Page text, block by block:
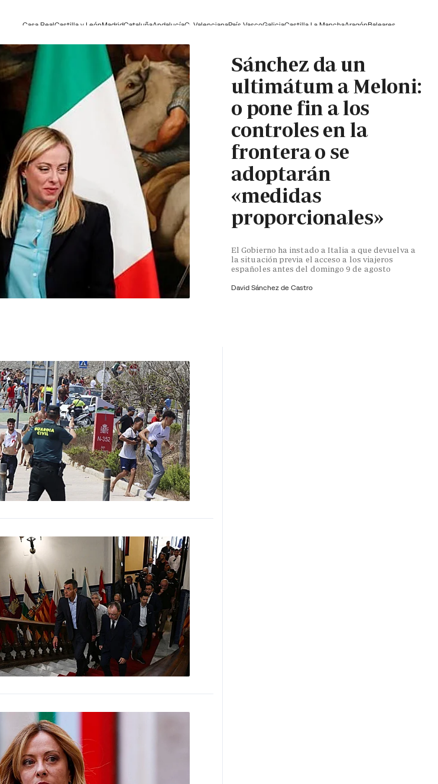
Casa RealCastilla y LeónMadridCataluñaAndalucíaC. ValencianaPaís VascoGaliciaCastilla La ManchaAragónBaleares
Sánchez da un
ultimátum a Meloni:
o pone fin a los
controles en la
frontera o se
adoptarán
«medidas
proporcionales»
El Gobierno ha instado a Italia a que devuelva a
la situación previa el acceso a los viajeros
españoles antes del domingo 9 de agosto
David Sánchez de Castro